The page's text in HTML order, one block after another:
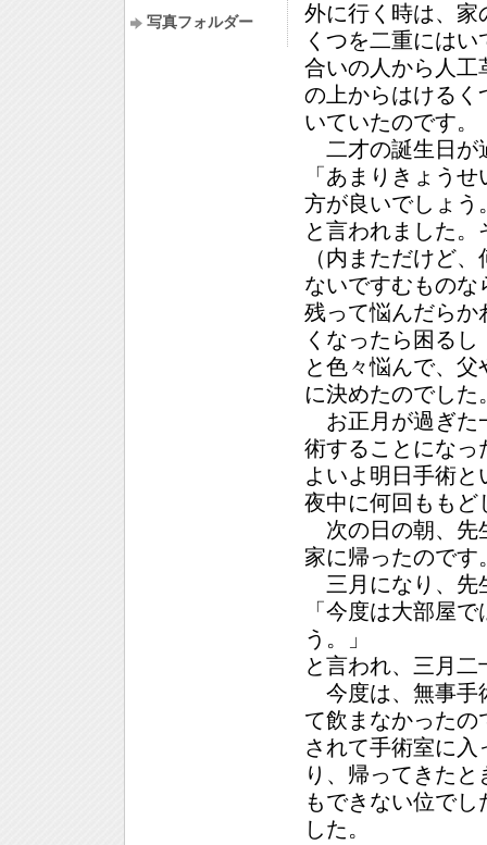
外に行く時は、家
くつを二重には
合いの人から人工
の上からはけるく
いていたのです。
二才の誕生日が
「あまりきょう
方が良いでしょう
と言われました
（内まただけど
ないですむもの
残って悩んだらか
くなったら困る
と色々悩んで、
に決めたのでした
お正月が過ぎた
術することになっ
よいよ明日手術
夜中に何回ももど
次の日の朝、先
家に帰ったのです
三月になり、先
「今度は大部屋
う。」
と言われ、三月
今度は、無事手
て飲まなかった
されて手術室に
り、帰ってきた
もできない位で
した。
写真フォルダー